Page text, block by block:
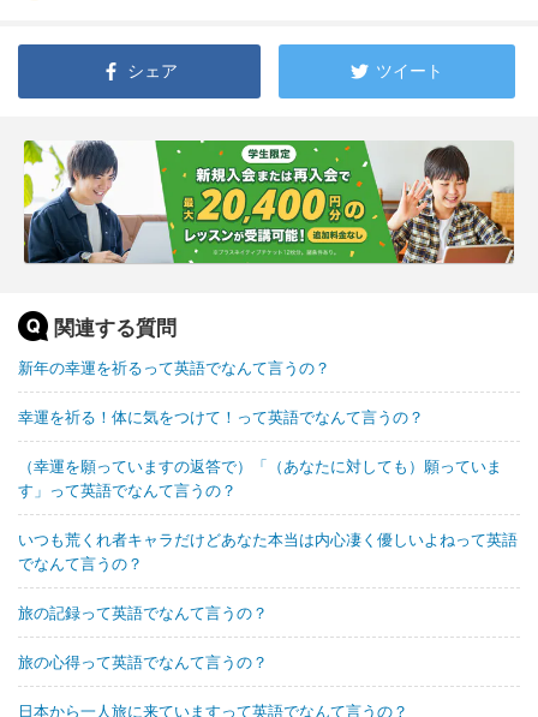
シェア ツイート
関連する質問
新年の幸運を祈るって英語でなんて言うの？
幸運を祈る！体に気をつけて！って英語でなんて言うの？
（幸運を願っていますの返答で）「（あなたに対しても）願っていま
す」って英語でなんて言うの？
いつも荒くれ者キャラだけどあなた本当は内心凄く優しいよねって英語
でなんて言うの？
旅の記録って英語でなんて言うの？
旅の心得って英語でなんて言うの？
日本から一人旅に来ていますって英語でなんて言うの？